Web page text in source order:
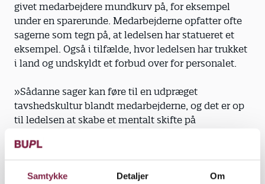
Samtykke Detaljer Om
givet medarbejdere mundkurv på, for eksempel
under en sparerunde. Medarbejderne opfatter ofte
sagerne som tegn på, at ledelsen har statu­eret et
eksempel. Også i tilfælde, hvor ledelsen har trukket
i land og undskyldt et forbud over for personalet.
»Sådanne sager kan føre til en udpræget
tavshedskultur blandt medarbejderne, og det er op
til ledelsen at skabe et mentalt skifte på
sig,« mener Rasmus Willig.
Når offentligt ansatte oplever ikke at kunne deltage